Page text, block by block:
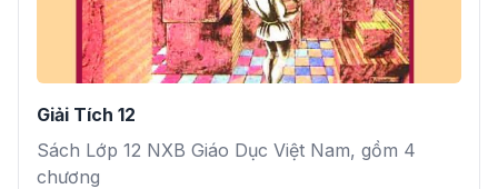
Giải Tích 12
Sách Lớp 12 NXB Giáo Dục Việt Nam, gồm 4
chương